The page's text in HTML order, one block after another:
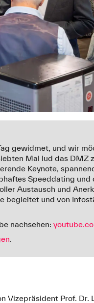
gewidmet, und wir
Mal lud das DMZ
Keynote,
Speeddating und
Austausch und
begleitet und von
nachsehen:
.
Prof. Dr.